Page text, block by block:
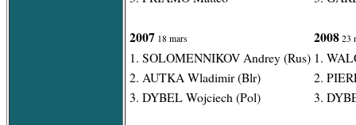
2007 18 mars
1. SOLOMENNIKOV Andrey (Rus)
2. AUTKA Wladimir (Blr)
3. DYBEL Wojciech (Pol)
2008 23
1.
2.
3.